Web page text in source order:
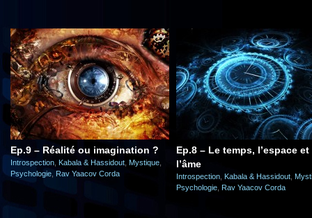
Ep.9 – Réalité ou imagination ?
Introspection Kabala & Hassidout Mystique
Psychologie Rav Yaacov Corda
Ep.8 – Le temps, l’espace et
l’âme
Introspection Kabala & Hassidout
Psychologie Rav Yaacov Corda